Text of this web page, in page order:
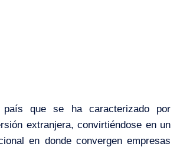
que se ha caracterizado por
extranjera, convirtiéndose en un
en donde convergen empresas